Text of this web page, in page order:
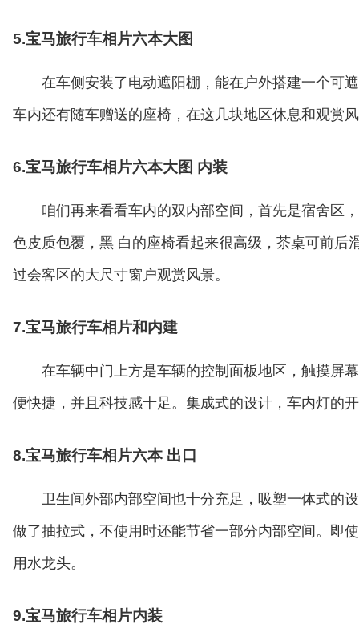
5.宝马旅行车相片六本大图
在车侧安装了电动遮阳棚，能在户外搭建一个可
车内还有随车赠送的座椅，在这几块地区休息和观赏
6.宝马旅行车相片六本大图 内装
咱们再来看看车内的双内部空间，首先是宿舍区
色皮质包覆，黑 白的座椅看起来很高级，茶桌可前后
过会客区的大尺寸窗户观赏风景。
7.宝马旅行车相片和内建
在车辆中门上方是车辆的控制面板地区，触摸屏
便快捷，并且科技感十足。集成式的设计，车内灯的
8.宝马旅行车相片六本 出口
卫生间外部内部空间也十分充足，吸塑一体式的
做了抽拉式，不使用时还能节省一部分内部空间。即
用水龙头。
9.宝马旅行车相片内装